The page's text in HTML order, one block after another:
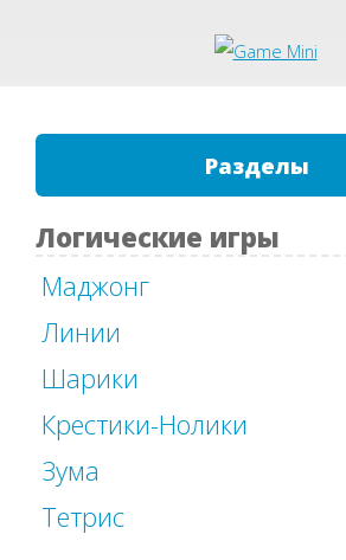
Разделы
Логические игры
Маджонг
Линии
Шарики
Крестики-Нолики
Зума
Тетрис